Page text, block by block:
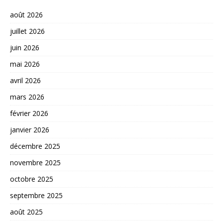
août 2026
juillet 2026
juin 2026
mai 2026
avril 2026
mars 2026
février 2026
janvier 2026
décembre 2025
novembre 2025
octobre 2025
septembre 2025
août 2025